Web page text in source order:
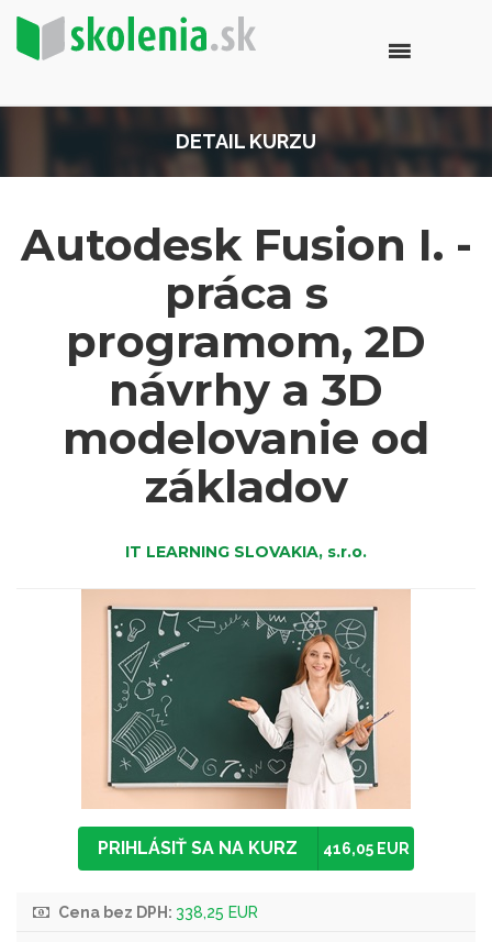
DETAIL KURZU
Autodesk Fusion I. -
práca s
programom, 2D
návrhy a 3D
modelovanie od
základov
IT LEARNING SLOVAKIA, s.r.o.
PRIHLÁSIŤ SA NA KURZ 416,05 EUR
Cena bez DPH: 338,25 EUR